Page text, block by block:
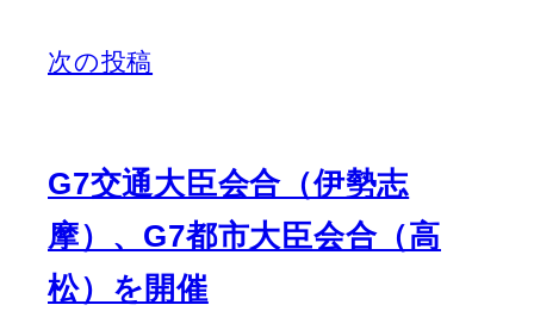
次の投稿
G7交通大臣会合（伊勢志
摩）、G7都市大臣会合（高
松）を開催